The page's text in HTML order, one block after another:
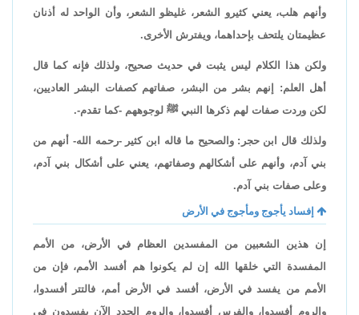
وأنهم هلب، يعني كثيرو الشعر، غليظو الشعر، وأن الواحد له أذنان
عظيمتان يلتحف بإحداهما، ويفترش الأخرى.
ولكن هذا الكلام ليس يثبت في حديث صحيح، ولذلك فإنه كما قال
أهل العلم: إنهم بشر من البشر، صفاتهم كصفات البشر العاديين،
لكن وردت صفات لهم ذكرها النبي ﷺ لوجوههم -كما تقدم-.
ولذلك قال ابن حجر: والصحيح ما قاله ابن كثير -رحمه الله- أنهم من
بني آدم، وأنهم على أشكالهم وصفاتهم، يعني على أشكال بني آدم،
وعلى صفات بني آدم.
إفساد يأجوج ومأجوج في الأرض
إن هذين الشعبين من المفسدين العظام في الأرض، من الأمم
المفسدة التي خلقها الله إن لم يكونوا هم أفسد الأمم، فإن من
الأمم من يفسد في الأرض، أفسد في الأرض أمم، فالتتر أفسدوا،
والروم أفسدوا، والفرس أفسدوا، والروم الجدد الآن يفسدون في